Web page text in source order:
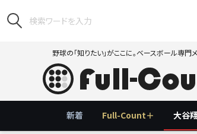
野球の「知りたい」がここに。ベースボール専門
新着 Full-Count＋ 大谷